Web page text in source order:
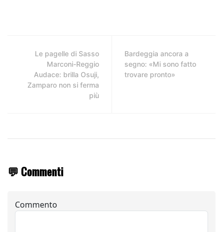
Le pagelle di Sasso
Marconi-Reggio
Audace: brilla Osuji,
Zamparo non si ferma
più
Bardeggia ancora a
segno: «Mi sono fatto
trovare pronto»
💬 Commenti